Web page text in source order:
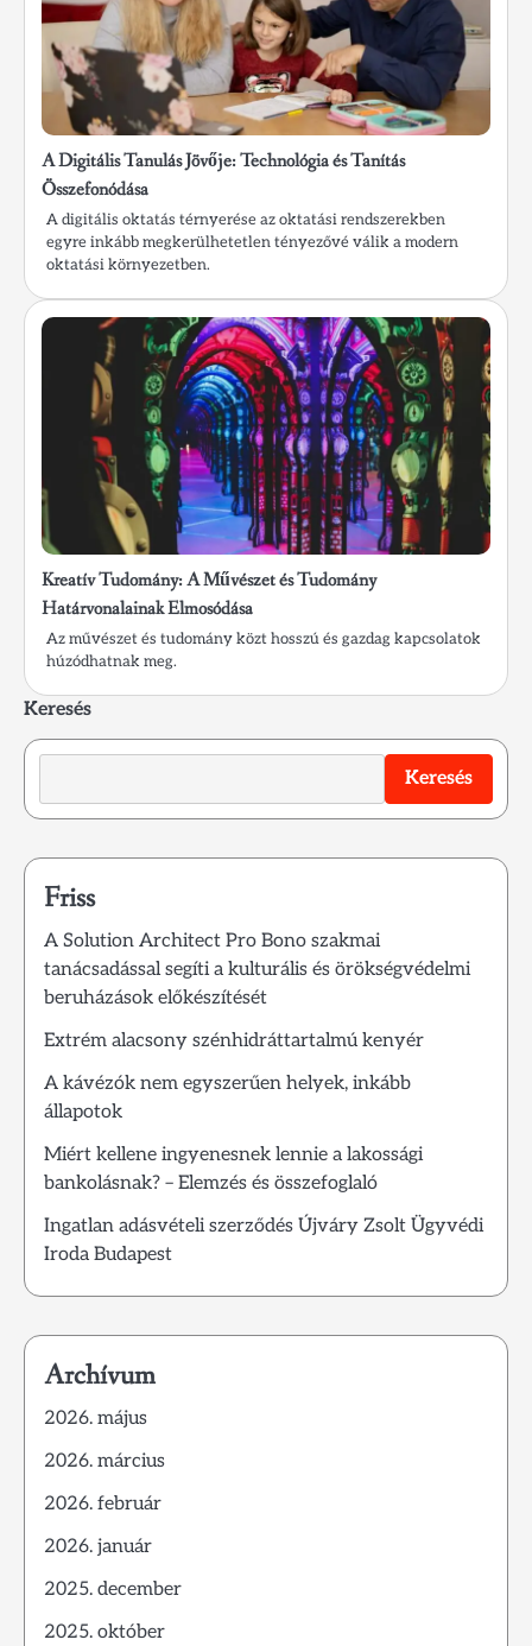
A Digitális Tanulás Jövője: Technológia és Tanítás
Összefonódása
A digitális oktatás térnyerése az oktatási rendszerekben
egyre inkább megkerülhetetlen tényezővé válik a modern
oktatási környezetben.
Kreatív Tudomány: A Művészet és Tudomány
Határvonalainak Elmosódása
Az művészet és tudomány közt hosszú és gazdag kapcsolatok
húzódhatnak meg.
Keresés
Keresés
Friss
A Solution Architect Pro Bono szakmai
tanácsadással segíti a kulturális és örökségvédelmi
beruházások előkészítését
Extrém alacsony szénhidráttartalmú kenyér
A kávézók nem egyszerűen helyek, inkább
állapotok
Miért kellene ingyenesnek lennie a lakossági
bankolásnak? – Elemzés és összefoglaló
Ingatlan adásvételi szerződés Újváry Zsolt Ügyvédi
Iroda Budapest
Archívum
2026. május
2026. március
2026. február
2026. január
2025. december
2025. október